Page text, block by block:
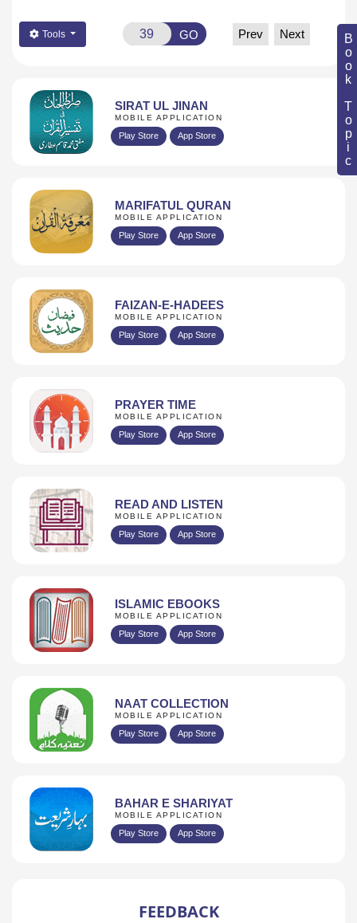
Book Topic
Tools GO Prev Next
SIRAT UL JINAN
MOBILE APPLICATION
Play Store App Store
MARIFATUL QURAN
MOBILE APPLICATION
Play Store App Store
FAIZAN-E-HADEES
MOBILE APPLICATION
Play Store App Store
PRAYER TIME
MOBILE APPLICATION
Play Store App Store
READ AND LISTEN
MOBILE APPLICATION
Play Store App Store
ISLAMIC EBOOKS
MOBILE APPLICATION
Play Store App Store
NAAT COLLECTION
MOBILE APPLICATION
Play Store App Store
BAHAR E SHARIYAT
MOBILE APPLICATION
Play Store App Store
FEEDBACK